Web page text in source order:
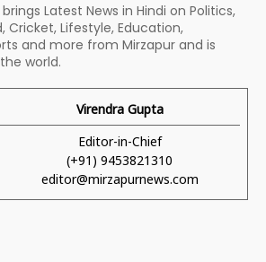
brings Latest News in Hindi on Politics,
Cricket, Lifestyle, Education,
and more from Mirzapur and is
world.
Virendra Gupta
Editor-in-Chief
(+91) 9453821310
editor@mirzapurnews.com